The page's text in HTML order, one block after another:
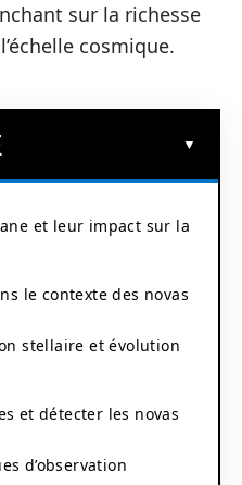
sur la richesse
cosmique.
et leur impact sur la
le contexte des novas
stellaire et évolution
et détecter les novas
d’observation